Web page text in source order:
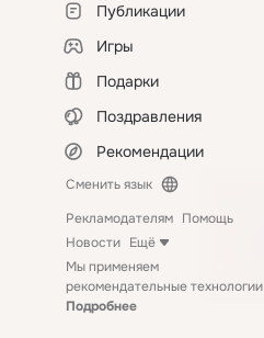
Публикации
Игры
Подарки
Поздравления
Рекомендации
Сменить язык
Рекламодателям Помощь
Новости Ещё
Мы применяем
рекомендательные технологии
Подробнее